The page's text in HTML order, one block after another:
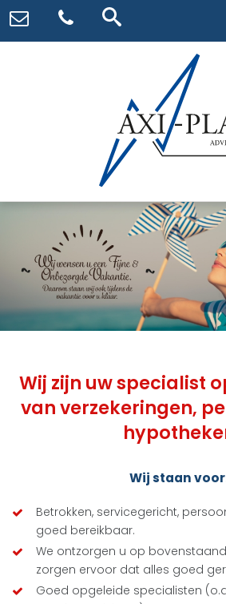
Wij zijn uw specialist
van verzekeringen,
Wij staan
Betrokken, servicegericht,
goed bereikbaar.
We ontzorgen u op
zorgen ervoor dat alles goed
Goed opgeleide specialisten